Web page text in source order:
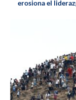
erosiona el